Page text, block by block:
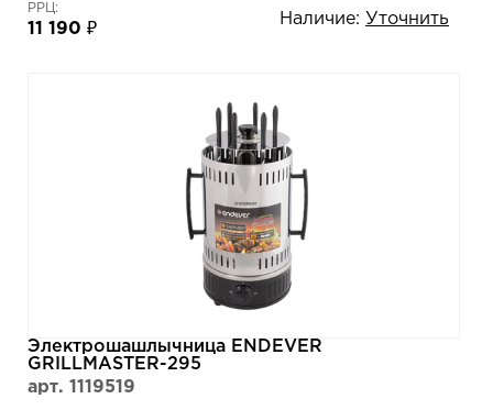
РРЦ:
11 190 ₽
Наличие: Уточнить
Электрошашлычница ENDEVER
GRILLMASTER-295
арт. 1119519